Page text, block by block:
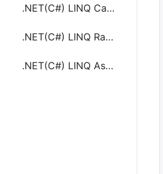
.NET(C#) LINQ Cast和OfType的使用
.NET(C#) LINQ Range和Repeat的使用
.NET(C#) LINQ AsEnumeralbe、DefaultEmpty和Empty的使用